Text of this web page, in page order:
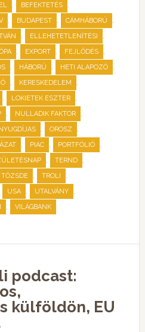
, BEFEKTETÉS ,
, BUDAPEST , CÁMHÁBORÚ ,
, ELLEHETETLENÍTÉSI ,
, EXPORT , FEJLŐDÉS ,
, HÁBORÚ , HETI ALAPOZÓ ,
, KERESKEDELEM ,
, LOKIETEK ESZTER ,
, NULLADIK FAKTOR ,
, OROSZ ,
, PIAC , PORTFÓLIÓ ,
, TERND ,
TŐZSDE , TROLI ,
USA , UTALVÁNY ,
, VILÁGBANK
podcast:
külföldön, EU